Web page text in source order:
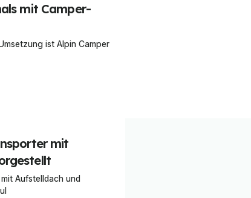
mit Camper-
ist Alpin Camper
mit
Aufstelldach und